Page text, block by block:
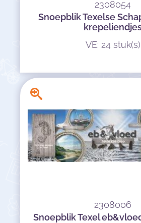
2308054
Snoepblik Texelse
VE: 24 stuk(s)
2308006
Snoepblik Texel